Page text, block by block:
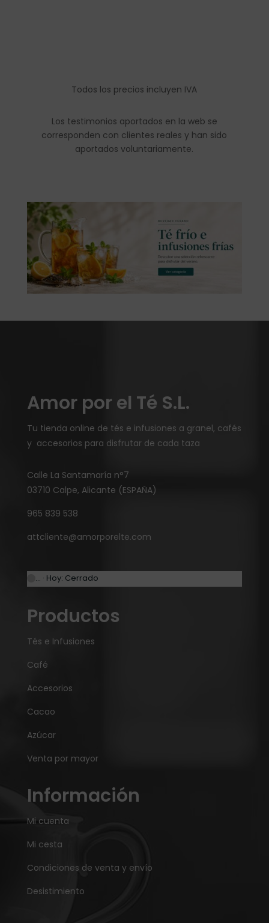
Todos los precios incluyen IVA
Los testimonios aportados en la web se
corresponden con clientes reales y han sido
aportados voluntariamente.
Amor por el Té S.L.
Tu tienda online de tés e infusiones a granel, cafés
y accesorios para disfrutar de cada taza
Calle La Santamaría n°7
03710 Calpe, Alicante (ESPAÑA)
965 839 538
attcliente@amorporelte.com
… · Hoy: Cerrado
Productos
Tés e Infusiones
Café
Accesorios
Cacao
Azúcar
Venta por mayor
Información
Mi cuenta
Mi cesta
Condiciones de venta y envío
Desistimiento